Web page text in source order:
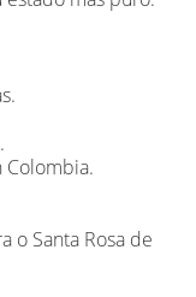
Colombia.
o Santa Rosa de